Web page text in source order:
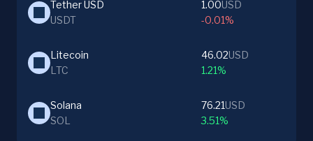
Tether USD
USDT
1.00USD
-0.01%
Litecoin
LTC
46.02USD
1.21%
Solana
SOL
76.21USD
3.51%